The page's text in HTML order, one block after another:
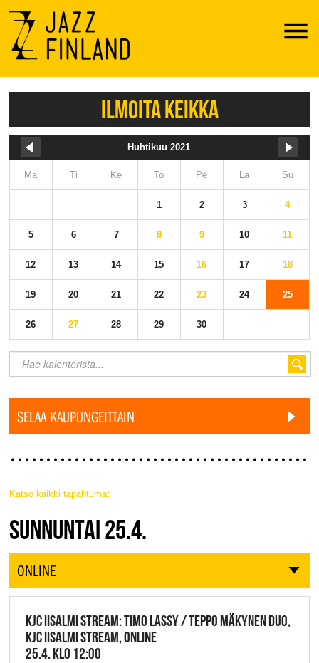
Menu
ILMOITA KEIKKA
Huhtikuu 2021
Ma Ti Ke To Pe La Su
1 2 3 4
5 6 7 8 9 10 11
12 13 14 15 16 17 18
19 20 21 22 23 24 25
26 27 28 29 30
SELAA KAUPUNGEITTAIN
Katso kaikki tapahtumat
JAZZ FINLAND LIVE
SUNNUNTAI 25.4.
ONLINE
KJC IISALMI STREAM: TIMO LASSY / TEPPO MÄKYNEN DUO,
KJC IISALMI STREAM, ONLINE
25.4. KLO 12:00